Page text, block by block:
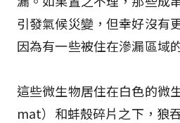
引發氣候災變，但幸好沒有
因為有一些被住在滲漏區域
這些微生物居住在白色的微
mat）和蚌殼碎片之下，狼